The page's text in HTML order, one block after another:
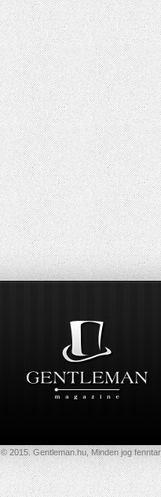
© 2015. Gentleman.hu, Minden jog